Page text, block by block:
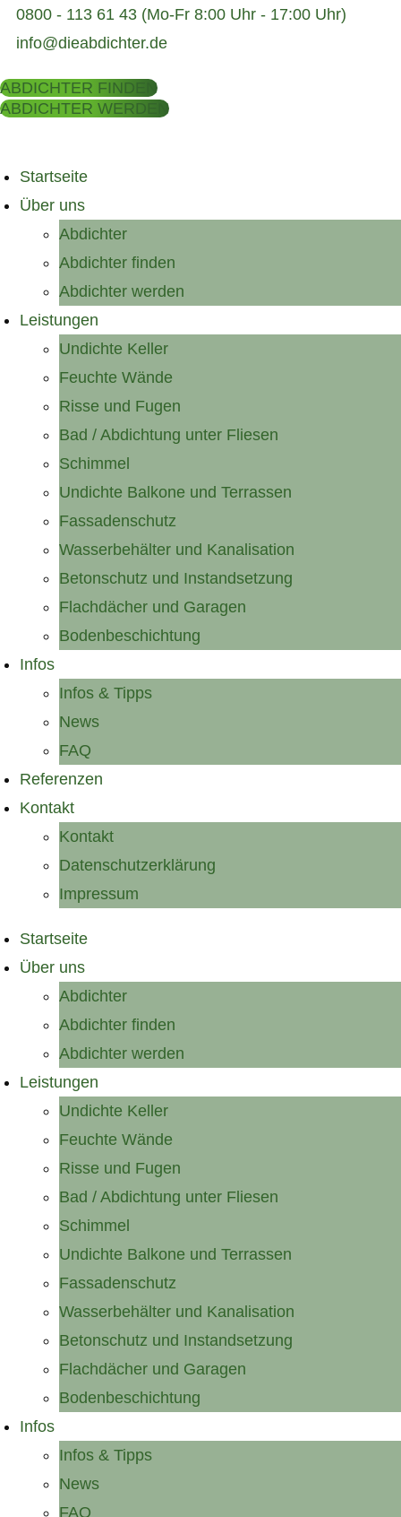
0800 - 113 61 43 (Mo-Fr 8:00 Uhr - 17:00 Uhr)
info@dieabdichter.de
ABDICHTER FINDEN
ABDICHTER WERDEN
LÖSUNGEN
FÜR IHRE VIER
WÄNDE.
Startseite
Über uns
Abdichter
Abdichter finden
Abdichter werden
Leistungen
Undichte Keller
Feuchte Wände
Risse und Fugen
Bad / Abdichtung unter Fliesen
Schimmel
Undichte Balkone und Terrassen
Fassadenschutz
Wasserbehälter und Kanalisation
Betonschutz und Instandsetzung
Flachdächer und Garagen
Bodenbeschichtung
Infos
Infos & Tipps
News
FAQ
Referenzen
Kontakt
Kontakt
Datenschutzerklärung
Impressum
Startseite
Über uns
Abdichter
Abdichter finden
Abdichter werden
Leistungen
Undichte Keller
Feuchte Wände
Risse und Fugen
Bad / Abdichtung unter Fliesen
Schimmel
Undichte Balkone und Terrassen
Fassadenschutz
Wasserbehälter und Kanalisation
Betonschutz und Instandsetzung
Flachdächer und Garagen
Bodenbeschichtung
Infos
Infos & Tipps
News
FAQ